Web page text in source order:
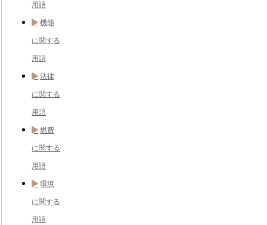
用語
機能
に関する
用語
法律
に関する
用語
燃費
に関する
用語
環境
に関する
用語